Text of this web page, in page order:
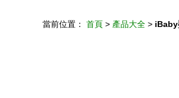
當前位置： 首頁 > 產品大全 > iBaby